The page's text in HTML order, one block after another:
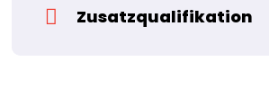
Zusatzqualifikation